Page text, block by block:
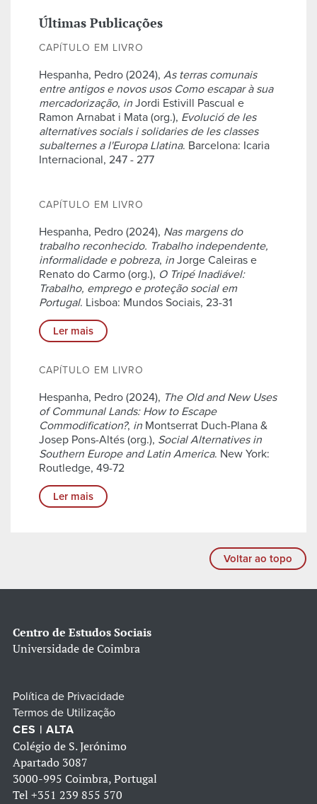
Últimas Publicações
CAPÍTULO EM LIVRO
Hespanha, Pedro (2024), As terras comunais
entre antigos e novos usos Como escapar à sua
mercadorização, in Jordi Estivill Pascual e
Ramon Arnabat i Mata (org.), Evolució de les
alternatives socials i solidaries de les classes
subalternes a l'Europa Llatina. Barcelona: Icaria
Internacional, 247 - 277
CAPÍTULO EM LIVRO
Hespanha, Pedro (2024), Nas margens do
trabalho reconhecido. Trabalho independente,
informalidade e pobreza, in Jorge Caleiras e
Renato do Carmo (org.), O Tripé Inadiável:
Trabalho, emprego e proteção social em
Portugal. Lisboa: Mundos Sociais, 23-31
Ler mais
CAPÍTULO EM LIVRO
Hespanha, Pedro (2024), The Old and New Uses
of Communal Lands: How to Escape
Commodification?, in Montserrat Duch-Plana &
Josep Pons-Altés (org.), Social Alternatives in
Southern Europe and Latin America. New York:
Routledge, 49-72
Ler mais
Voltar ao topo
Centro de Estudos Sociais
Universidade de Coimbra
Política de Privacidade
Termos de Utilização
CES | ALTA
Colégio de S. Jerónimo
Apartado 3087
3000-995 Coimbra, Portugal
Tel +351 239 855 570